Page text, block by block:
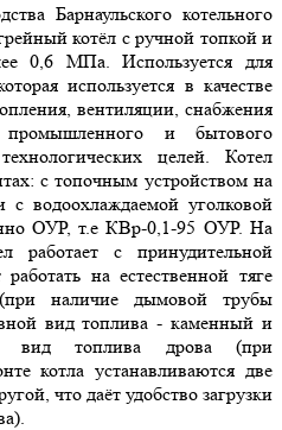
Барнаульского котельного
котёл с ручной топкой и
0,6 МПа. Используется для
используется в качестве
вентиляции, снабжения
и бытового
целей. Котел
с топочным устройством на
водоохлаждаемой уголковой
ОУР, т.е КВр-0,1-95 ОУР. На
работает с принудительной
на естественной тяге
наличие дымовой трубы
вид топлива - каменный и
вид топлива дрова (при
котла устанавливаются две
что даёт удобство загрузки